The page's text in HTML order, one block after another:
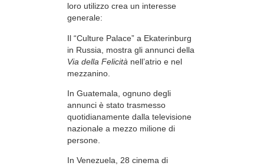
loro utilizzo crea un interesse
generale:
Il “Culture Palace” a Ekaterinburg
in Russia, mostra gli annunci della
Via della Felicità nell’atrio e nel
mezzanino.
In Guatemala, ognuno degli
annunci è stato trasmesso
quotidianamente dalla televisione
nazionale a mezzo milione di
persone.
In Venezuela, 28 cinema di